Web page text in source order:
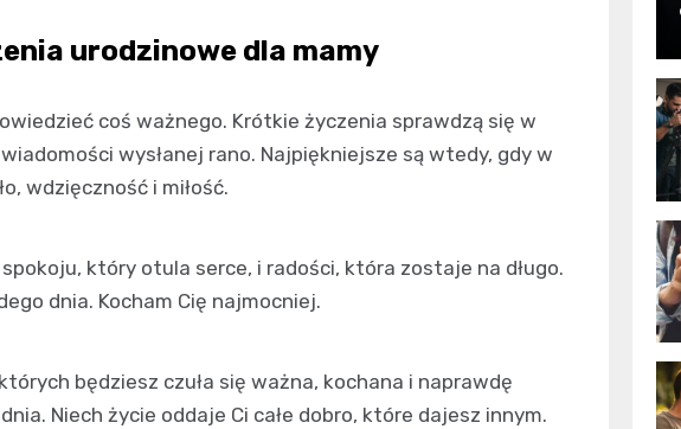
urodzinowe dla mamy
coś ważnego. Krótkie życzenia sprawdzą się w
wysłanej rano. Najpiękniejsze są wtedy, gdy w
wdzięczność i miłość.
który otula serce, i radości, która zostaje na długo.
dnia. Kocham Cię najmocniej.
będziesz czuła się ważna, kochana i naprawdę
Niech życie oddaje Ci całe dobro, które dajesz innym.